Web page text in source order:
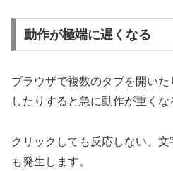
動作が極端に遅くなる
ブラウザで複数のタブを開い
したりすると急に動作が重くな
クリックしても反応しない、
も発生します。